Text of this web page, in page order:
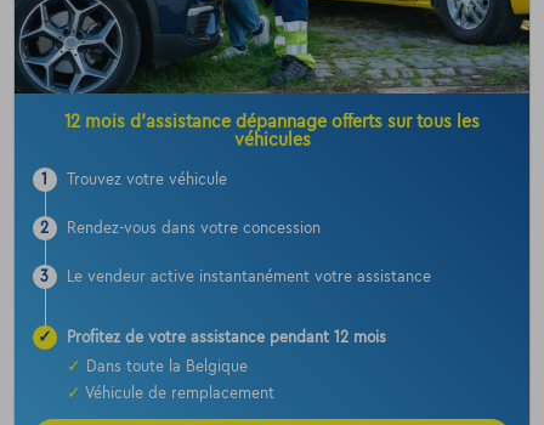
12 mois d’assistance dépannage offerts sur tous les
véhicules
1 Trouvez votre véhicule
2 Rendez-vous dans votre concession
3 Le vendeur active instantanément votre assistance
✓
Profitez de votre assistance pendant 12 mois
✓
Dans toute la Belgique
✓ Véhicule de remplacement